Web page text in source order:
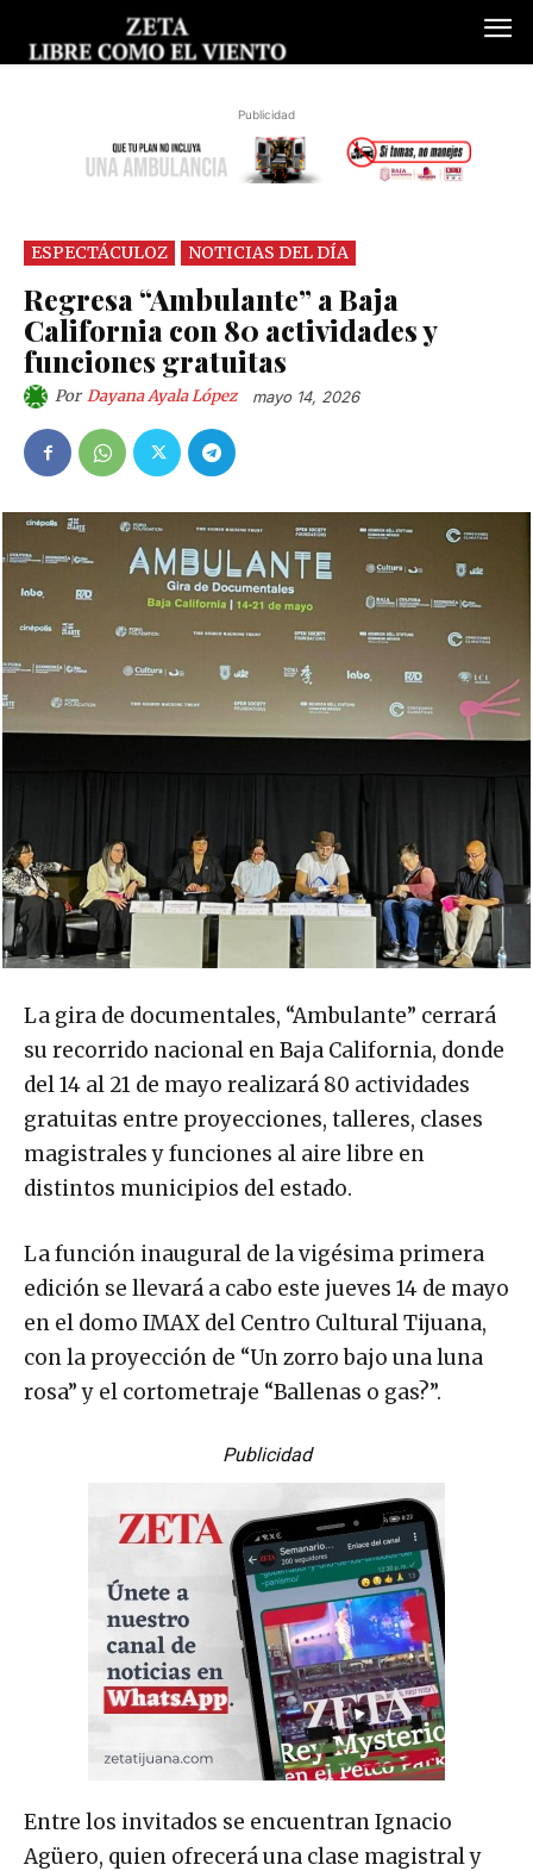
Publicidad
ESPECTÁCULOZ NOTICIAS DEL DÍA
Regresa “Ambulante” a Baja
California con 80 actividades y
funciones gratuitas
Por Dayana Ayala López mayo 14, 2026
La gira de documentales, “Ambulante” cerrará
su recorrido nacional en Baja California, donde
del 14 al 21 de mayo realizará 80 actividades
gratuitas entre proyecciones, talleres, clases
magistrales y funciones al aire libre en
distintos municipios del estado.
La función inaugural de la vigésima primera
edición se llevará a cabo este jueves 14 de mayo
en el domo IMAX del Centro Cultural Tijuana,
con la proyección de “Un zorro bajo una luna
rosa” y el cortometraje “Ballenas o gas?”.
Publicidad
Entre los invitados se encuentran Ignacio
Agüero, quien ofrecerá una clase magistral y